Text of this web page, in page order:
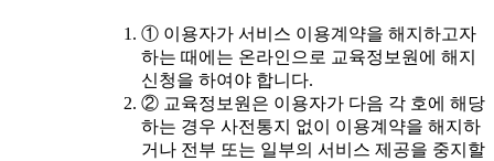
① 이용자가 서비스 이용계약을 해지하고자
하는 때에는 온라인으로 교육정보원에 해지
신청을 하여야 합니다.
② 교육정보원은 이용자가 다음 각 호에 해당
하는 경우 사전통지 없이 이용계약을 해지하
거나 전부 또는 일부의 서비스 제공을 중지할